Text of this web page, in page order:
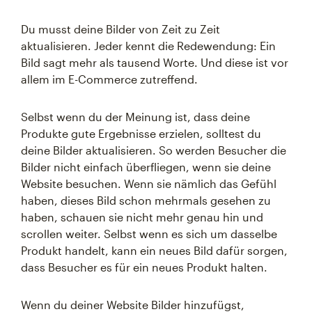
Du musst deine Bilder von Zeit zu Zeit
aktualisieren. Jeder kennt die Redewendung: Ein
Bild sagt mehr als tausend Worte. Und diese ist vor
allem im E-Commerce zutreffend.
Selbst wenn du der Meinung ist, dass deine
Produkte gute Ergebnisse erzielen, solltest du
deine Bilder aktualisieren. So werden Besucher die
Bilder nicht einfach überfliegen, wenn sie deine
Website besuchen. Wenn sie nämlich das Gefühl
haben, dieses Bild schon mehrmals gesehen zu
haben, schauen sie nicht mehr genau hin und
scrollen weiter. Selbst wenn es sich um dasselbe
Produkt handelt, kann ein neues Bild dafür sorgen,
dass Besucher es für ein neues Produkt halten.
Wenn du deiner Website Bilder hinzufügst,